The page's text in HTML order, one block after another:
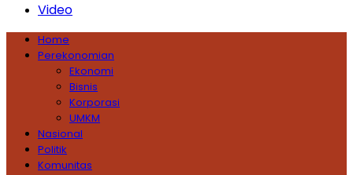
Video
Home
Perekonomian
Ekonomi
Bisnis
Korporasi
UMKM
Nasional
Politik
Komunitas